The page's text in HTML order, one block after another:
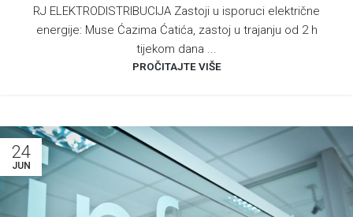
RJ ELEKTRODISTRIBUCIJA Zastoji u isporuci električne
energije: Muse Ćazima Ćatića, zastoj u trajanju od 2 h
tijekom dana ...
PROČITAJTE VIŠE
24
JUN